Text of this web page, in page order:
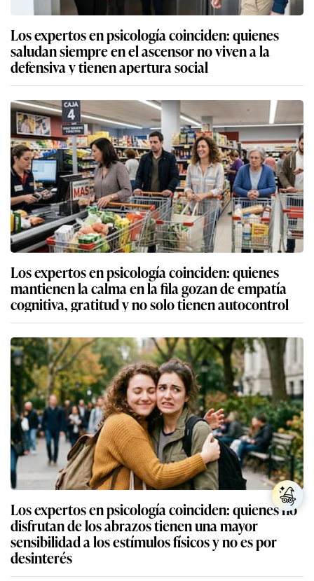
Los expertos en psicología coinciden: quienes
saludan siempre en el ascensor no viven a la
defensiva y tienen apertura social
Los expertos en psicología coinciden: quienes
mantienen la calma en la fila gozan de empatía
cognitiva, gratitud y no solo tienen autocontrol
Los expertos en psicología coinciden: quienes no
disfrutan de los abrazos tienen una mayor
sensibilidad a los estímulos físicos y no es por
desinterés